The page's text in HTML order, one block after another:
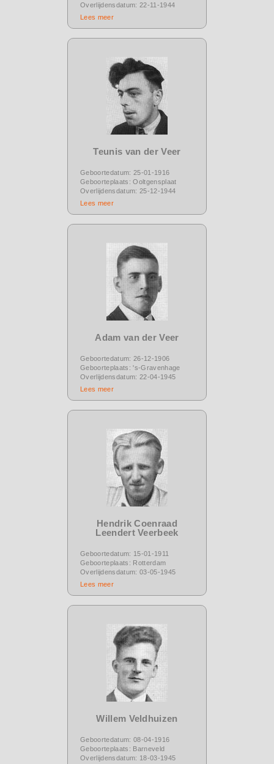
Overlijdensdatum: 22-11-1944
Lees meer
Teunis van der Veer
Geboortedatum: 25-01-1916
Geboorteplaats: Ooltgensplaat
Overlijdensdatum: 25-12-1944
Lees meer
Adam van der Veer
Geboortedatum: 26-12-1906
Geboorteplaats: 's-Gravenhage
Overlijdensdatum: 22-04-1945
Lees meer
Hendrik Coenraad
Leendert Veerbeek
Geboortedatum: 15-01-1911
Geboorteplaats: Rotterdam
Overlijdensdatum: 03-05-1945
Lees meer
Willem Veldhuizen
Geboortedatum: 08-04-1916
Geboorteplaats: Barneveld
Overlijdensdatum: 18-03-1945